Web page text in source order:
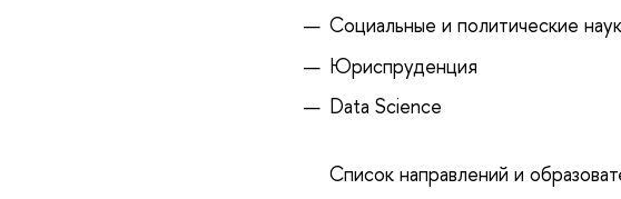
Социальные и политические
Юриспруденция
Data Science
Список направлений и